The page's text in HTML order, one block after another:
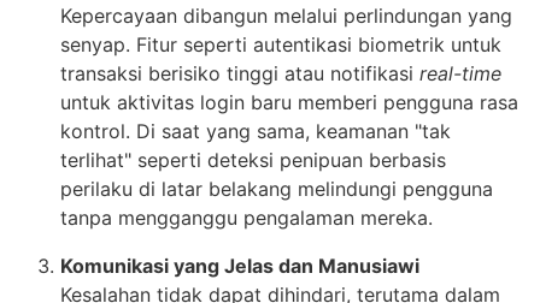
Kepercayaan dibangun melalui perlindungan yang
senyap. Fitur seperti autentikasi biometrik untuk
transaksi berisiko tinggi atau notifikasi real-time
untuk aktivitas login baru memberi pengguna rasa
kontrol. Di saat yang sama, keamanan "tak
terlihat" seperti deteksi penipuan berbasis
perilaku di latar belakang melindungi pengguna
tanpa mengganggu pengalaman mereka.
Komunikasi yang Jelas dan Manusiawi
Kesalahan tidak dapat dihindari, terutama dalam